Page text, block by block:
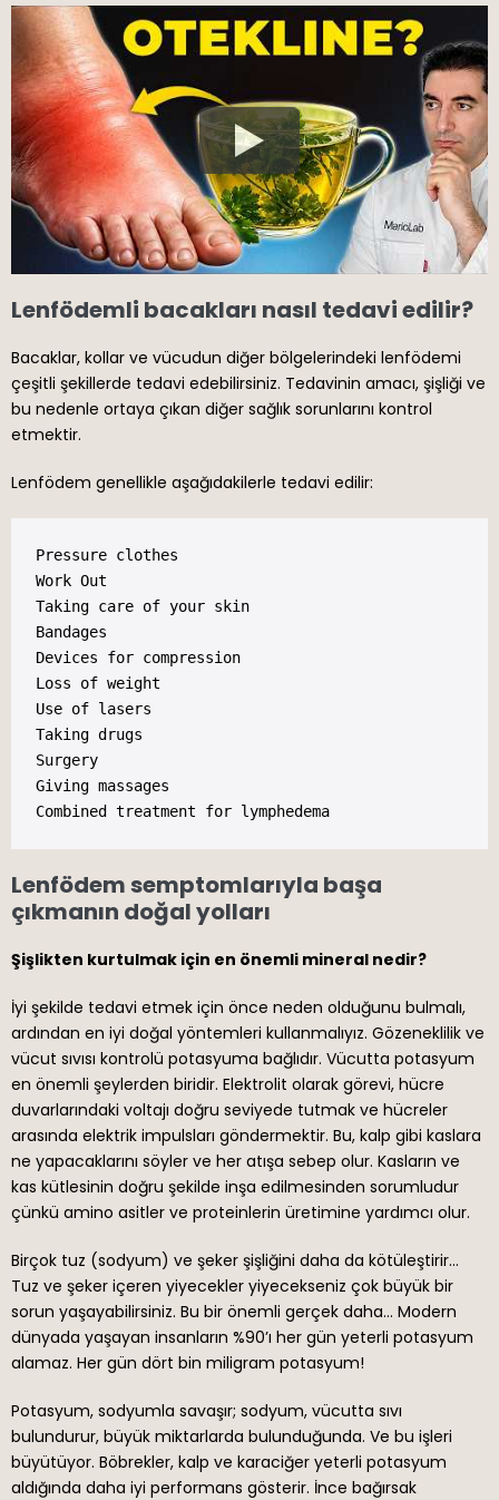
Lenfödemli bacakları nasıl tedavi edilir?
Bacaklar, kollar ve vücudun diğer bölgelerindeki lenfödemi
çeşitli şekillerde tedavi edebilirsiniz. Tedavinin amacı, şişliği ve
bu nedenle ortaya çıkan diğer sağlık sorunlarını kontrol
etmektir.
Lenfödem genellikle aşağıdakilerle tedavi edilir:
Pressure clothes
Work Out
Taking care of your skin
Bandages
Devices for compression
Loss of weight
Use of lasers
Taking drugs
Surgery
Giving massages
Combined treatment for lymphedema
Lenfödem semptomlarıyla başa
çıkmanın doğal yolları
Şişlikten kurtulmak için en önemli mineral nedir?
İyi şekilde tedavi etmek için önce neden olduğunu bulmalı,
ardından en iyi doğal yöntemleri kullanmalıyız. Gözeneklilik ve
vücut sıvısı kontrolü potasyuma bağlıdır. Vücutta potasyum
en önemli şeylerden biridir. Elektrolit olarak görevi, hücre
duvarlarındaki voltajı doğru seviyede tutmak ve hücreler
arasında elektrik impulsları göndermektir. Bu, kalp gibi kaslara
ne yapacaklarını söyler ve her atışa sebep olur. Kasların ve
kas kütlesinin doğru şekilde inşa edilmesinden sorumludur
çünkü amino asitler ve proteinlerin üretimine yardımcı olur.
Birçok tuz (sodyum) ve şeker şişliğini daha da kötüleştirir…
Tuz ve şeker içeren yiyecekler yiyecekseniz çok büyük bir
sorun yaşayabilirsiniz. Bu bir önemli gerçek daha… Modern
dünyada yaşayan insanların %90’ı her gün yeterli potasyum
alamaz. Her gün dört bin miligram potasyum!
Potasyum, sodyumla savaşır; sodyum, vücutta sıvı
bulundurur, büyük miktarlarda bulunduğunda. Ve bu işleri
büyütüyor. Böbrekler, kalp ve karaciğer yeterli potasyum
aldığında daha iyi performans gösterir. İnce bağırsak